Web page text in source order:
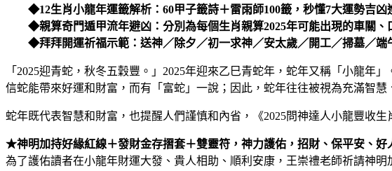
◆12生肖小龍年運籤解析：60甲子籤詩＋雷雨師100籤，秒懂7大運勢吉凶
◆親算奇門遁甲流年避凶：分別為每個生肖親算2025年可能出現的車關、
◆拜拜開運祈福示範：送神／除夕／初一求神／安太歲／開工／掃墓／端
「2025迎青蛇，秋冬五穀豐。」2025年迎來乙巳青蛇年，蛇年又稱「小龍
信蛇能帶來好運和財富，而有「富蛇」一說；因此，蛇年往往被視為充滿智
蛇年既代表智慧和財富，也提醒人們謹慎和內省，《2025問神達人小龍豐收
★神明加持好緣紅線＋發財金存摺套＋雙靈符，神力護佑，招財、保平安、好
為了護佑讀者在小龍年財運大發、貴人相助、順利安康，王崇禮老師祈請神